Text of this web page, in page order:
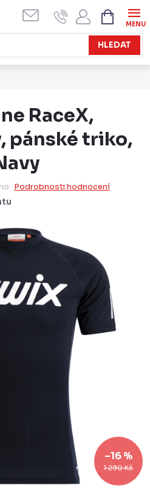
HLEDAT
KOŠÍK
RaceX,
pánské triko,
Podrobnosti hodnocení
1 290 Kč
–16 %